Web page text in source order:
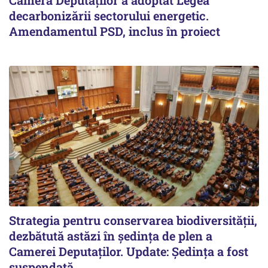
decarbonizării sectorului energetic.
Amendamentul PSD, inclus în proiect
Strategia pentru conservarea biodiversității,
dezbătută astăzi în ședința de plen a
Camerei Deputaților. Update: Ședința a fost